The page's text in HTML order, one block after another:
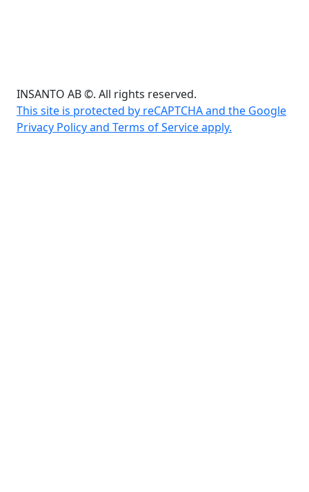
INSANTO AB ©. All rights reserved.
This site is protected by reCAPTCHA and the Google
Privacy Policy and Terms of Service apply.